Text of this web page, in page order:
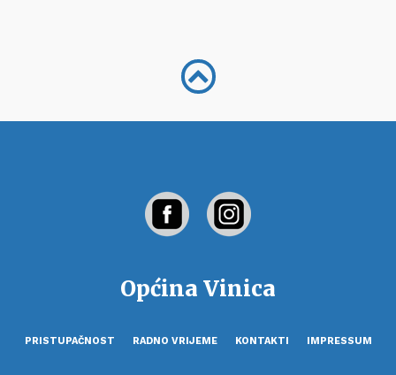
Općina Vinica
PRISTUPAČNOST RADNO VRIJEME KONTAKTI IMPRESSUM